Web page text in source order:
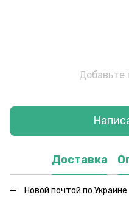
Добавьте
Доставка
Новой почтой по